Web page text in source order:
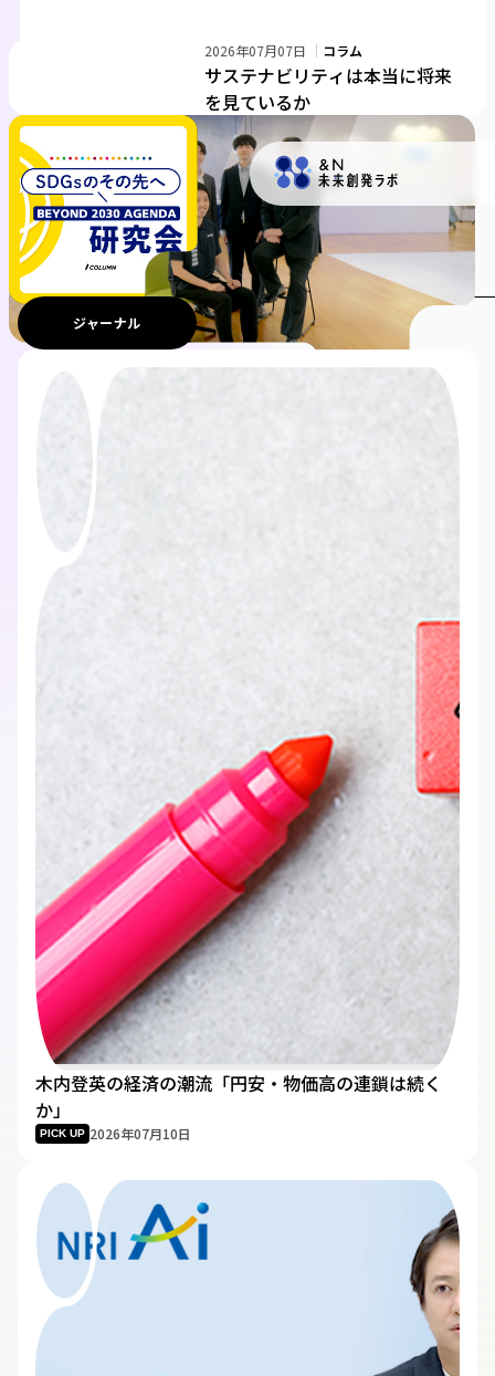
AIプロフェッショナルが挑む車いすラグビーの戦術提
NRI JOURNAL
SaaSは死するのか？
2026年07月21日 NRI JOURNAL
サステナビリティは本当に将来
を見ているか
2026年07月07日 コラム
NRI JOURNAL
社会、ひと、ビジネス、テクノロジーの今とその先を。
未来へのヒントが見つかるイノベーションマガジン。
ジャーナル
木内登英の経済の潮流――「円安・物価高の連鎖は続く
か」
2026年07月10日
PICK UP